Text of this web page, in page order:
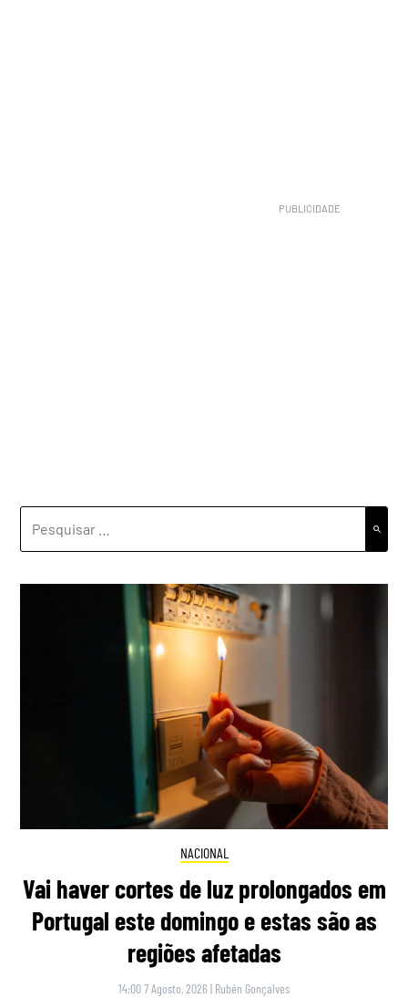
NACIONAL
Vai haver cortes de luz prolongados em
Portugal este domingo e estas são as
regiões afetadas
14:00 7 Agosto, 2026 | Rubén Gonçalves